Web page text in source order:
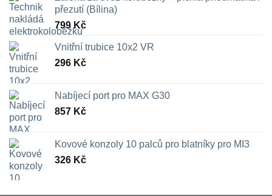
přezutí (Bílina)
799Kč
Vnitřní trubice 10x2 VR
296 Kč
Nabíjecí port pro MAX G30
857 Kč
Kovové konzoly 10 palců pro blatníky pro MI3
326 Kč